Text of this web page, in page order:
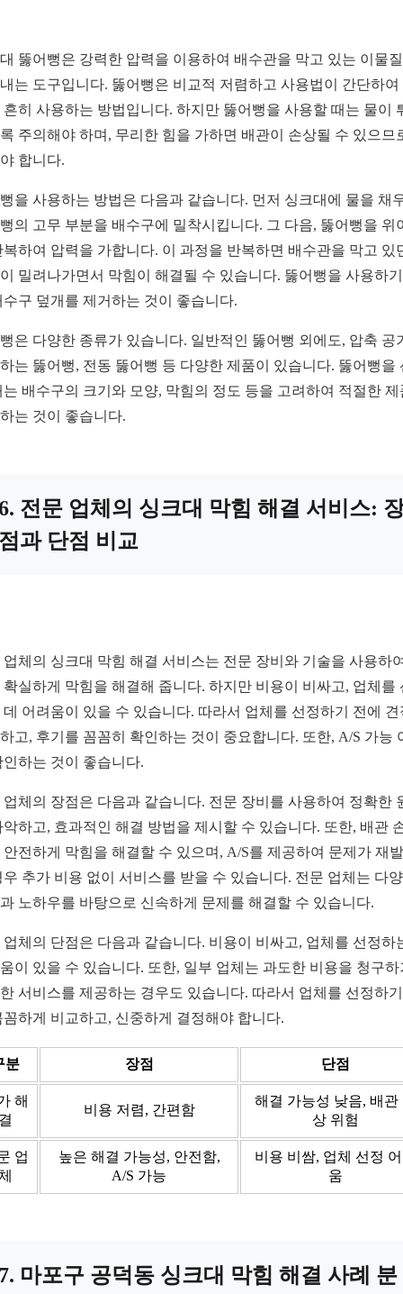
뚫어뻥은 강력한 압력을 이용하여 배수관을 막고 있는 이물
는 도구입니다. 뚫어뻥은 비교적 저렴하고 사용법이 간단하여
흔히 사용하는 방법입니다. 하지만 뚫어뻥을 사용할 때는 물이
주의해야 하며, 무리한 힘을 가하면 배관이 손상될 수 있으므
합니다.
을 사용하는 방법은 다음과 같습니다. 먼저 싱크대에 물을 채
의 고무 부분을 배수구에 밀착시킵니다. 그 다음, 뚫어뻥을 위
복하여 압력을 가합니다. 이 과정을 반복하면 배수관을 막고 있
밀려나가면서 막힘이 해결될 수 있습니다. 뚫어뻥을 사용하
수구 덮개를 제거하는 것이 좋습니다.
은 다양한 종류가 있습니다. 일반적인 뚫어뻥 외에도, 압축 공
는 뚫어뻥, 전동 뚫어뻥 등 다양한 제품이 있습니다. 뚫어뻥을
는 배수구의 크기와 모양, 막힘의 정도 등을 고려하여 적절한 제
는 것이 좋습니다.
전문 업체의 싱크대 막힘 해결 서비스:
과 단점 비교
업체의 싱크대 막힘 해결 서비스는 전문 장비와 기술을 사용하
확실하게 막힘을 해결해 줍니다. 하지만 비용이 비싸고, 업체를
데 어려움이 있을 수 있습니다. 따라서 업체를 선정하기 전에 견
고, 후기를 꼼꼼히 확인하는 것이 중요합니다. 또한, A/S 가능
인하는 것이 좋습니다.
업체의 장점은 다음과 같습니다. 전문 장비를 사용하여 정확한
악하고, 효과적인 해결 방법을 제시할 수 있습니다. 또한, 배관
안전하게 막힘을 해결할 수 있으며, A/S를 제공하여 문제가 재
우 추가 비용 없이 서비스를 받을 수 있습니다. 전문 업체는 다
노하우를 바탕으로 신속하게 문제를 해결할 수 있습니다.
업체의 단점은 다음과 같습니다. 비용이 비싸고, 업체를 선정하
이 있을 수 있습니다. 또한, 일부 업체는 과도한 비용을 청구하
서비스를 제공하는 경우도 있습니다. 따라서 업체를 선정하
꼼하게 비교하고, 신중하게 결정해야 합니다.
분 장점 단점
해
비용 저렴, 간편함
해결 가능성 낮음, 배관
상 위험
업
높은 해결 가능성, 안전함,
A/S 가능
비용 비쌈, 업체 선정
움
마포구 공덕동 싱크대 막힘 해결 사례 분